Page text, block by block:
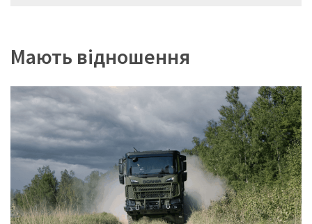
Мають відношення